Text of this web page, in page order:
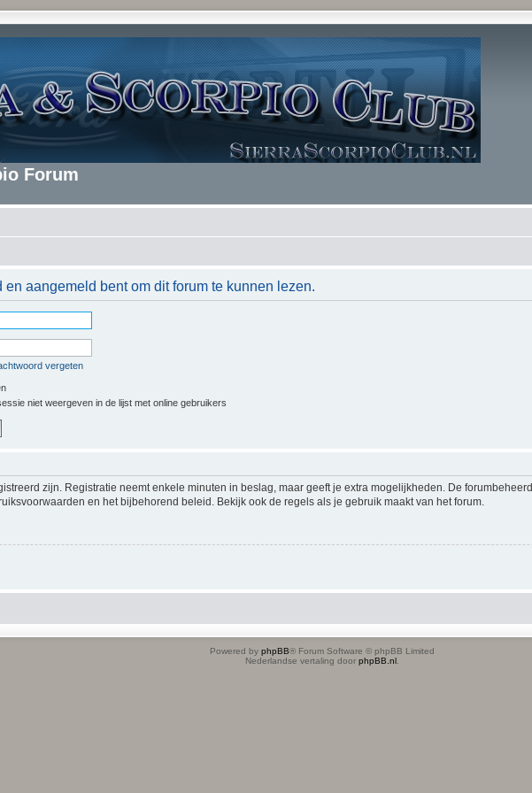
Forum
aangemeld bent om dit forum te kunnen lezen.
vergeten
niet weergeven in de lijst met online gebruikers
zijn. Registratie neemt enkele minuten in beslag, maar geeft je extra mogelijkheden. De
en het bijbehorend beleid. Bekijk ook de regels als je gebruik maakt van het forum.
Powered by phpBB® Forum Software © phpBB Limited
Nederlandse vertaling door phpBB.nl.